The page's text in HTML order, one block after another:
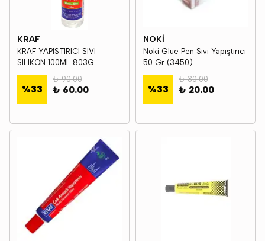
KRAF
KRAF YAPISTIRICI SIVI
SILIKON 100ML 803G
%33
₺ 90.00
₺ 60.00
NOKİ
Noki Glue Pen Sıvı Yapıştırıcı
50 Gr (3450)
%33
₺ 30.00
₺ 20.00